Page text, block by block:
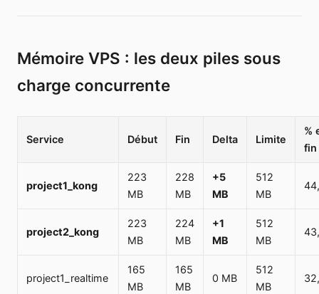
Mémoire VPS : les deux piles sous
charge concurrente
Service Début Fin Delta Limite
%
fin
project1_kong
223
MB
228
MB
+5
MB
512
MB
project2_kong
223
MB
224
MB
+1
MB
512
MB
project1_realtime
165
MB
165
MB
0 MB
512
MB